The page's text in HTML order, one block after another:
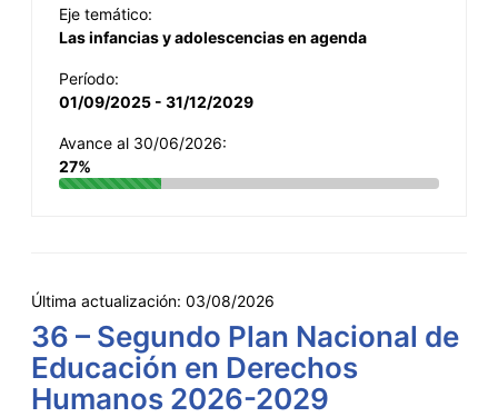
Eje temático:
Las infancias y adolescencias en agenda
Período:
01/09/2025 - 31/12/2029
Avance al 30/06/2026:
27%
Última actualización: 03/08/2026
36 – Segundo Plan Nacional de
Educación en Derechos
Humanos 2026-2029